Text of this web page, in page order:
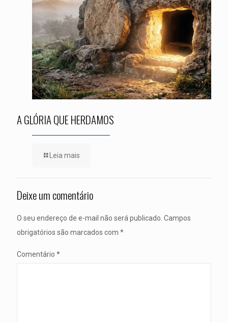
A GLÓRIA QUE HERDAMOS
Leia mais
Deixe um comentário
O seu endereço de e-mail não será publicado. Campos
obrigatórios são marcados com *
Comentário *